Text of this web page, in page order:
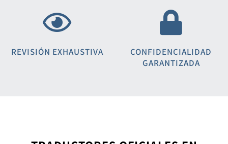
REVISIÓN EXHAUSTIVA
CONFIDENCIALIDAD
GARANTIZADA